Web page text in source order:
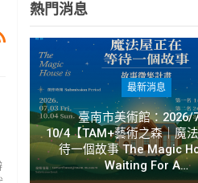
熱門消息
最新消息
臺南市美術館：2026/
10/4【TAM+藝術之森｜魔
待一個故事 The Magic
Waiting For A…